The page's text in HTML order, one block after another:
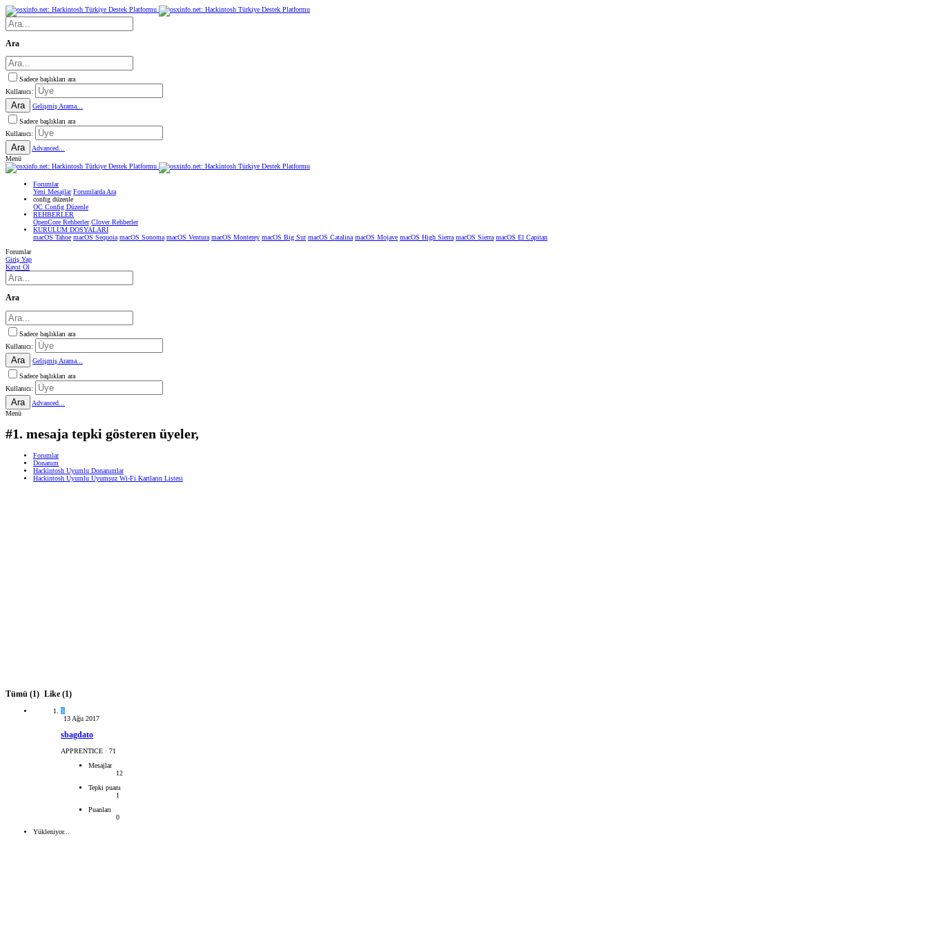
Ara
Sadece başlıkları ara
Kullanıcı:
Ara
Gelişmiş Arama...
Sadece başlıkları ara
Kullanıcı:
Ara
Advanced...
Menü
Forumlar
Yeni Mesajlar Forumlarda Ara
confıg düzenle
OC Config Düzenle
REHBERLER
OpenCore Rehberler Clover Rehberler
KURULUM DOSYALARI
macOS Tahoe macOS Sequoia macOS Sonoma macOS Ventura macOS Monterey macOS Big Sur macOS Catalina macOS Mojave macOS High Sierra macOS Sierra macOS El Capitan
Forumlar
Giriş Yap
Kayıt Ol
Ara
Sadece başlıkları ara
Kullanıcı:
Ara
Gelişmiş Arama...
Sadece başlıkları ara
Kullanıcı:
Ara
Advanced...
Menü
#1. mesaja tepki gösteren üyeler,
Forumlar
Donanım
Hackintosh Uyumlu Donanımlar
Hackintosh Uyumlu Uyumsuz Wi-Fi Kartların Listesi
Tümü (1) Like (1)
S
13 Ağu 2017
sbagdato
APPRENTICE · 71
Mesajlar
12
Tepki puanı
1
Puanları
0
Yükleniyor...